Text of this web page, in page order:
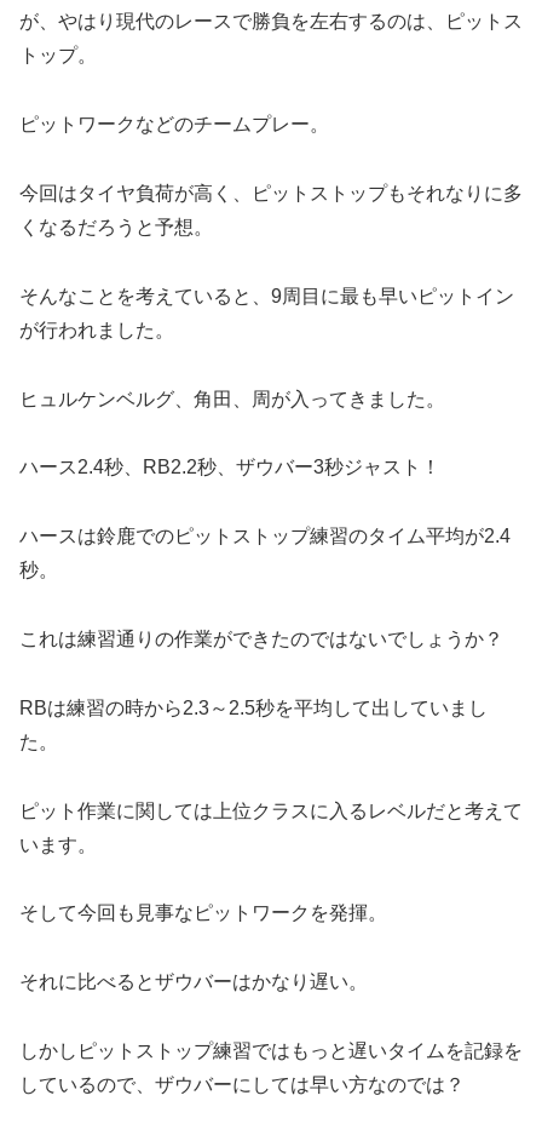
が、やはり現代のレースで勝負を左右するのは、ピットス
トップ。
ピットワークなどのチームプレー。
今回はタイヤ負荷が高く、ピットストップもそれなりに多
くなるだろうと予想。
そんなことを考えていると、9周目に最も早いピットイン
が行われました。
ヒュルケンベルグ、角田、周が入ってきました。
ハース2.4秒、RB2.2秒、ザウバー3秒ジャスト！
ハースは鈴鹿でのピットストップ練習のタイム平均が2.4
秒。
これは練習通りの作業ができたのではないでしょうか？
RBは練習の時から2.3～2.5秒を平均して出していまし
た。
ピット作業に関しては上位クラスに入るレベルだと考えて
います。
そして今回も見事なピットワークを発揮。
それに比べるとザウバーはかなり遅い。
しかしピットストップ練習ではもっと遅いタイムを記録を
しているので、ザウバーにしては早い方なのでは？